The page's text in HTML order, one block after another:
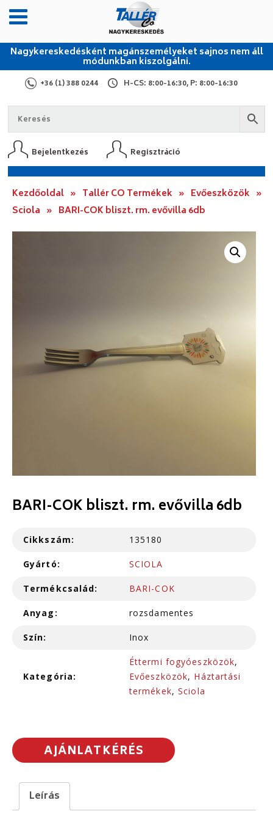
Nagykereskedésként magánszemélyeket sajnos nem áll
módunkban kiszolgálni.
+36 (1) 388 0244 H-CS: 8:00-16:30, P: 8:00-16:30
Bejelentkezés Regisztráció
Kezdőoldal » Tallér CO Termékek » Evőeszközök »
Sciola » BARI-COK bliszt. rm. evővilla 6db
BARI-COK bliszt. rm. evővilla 6db
Cikkszám: 135180
Gyártó: SCIOLA
Termékcsalád: BARI-COK
Anyag: rozsdamentes
Szín: Inox
Kategória:
Éttermi fogyóeszközök,
Evőeszközök, Háztartási
termékek,Sciola
AJÁNLATKÉRÉS
Leírás